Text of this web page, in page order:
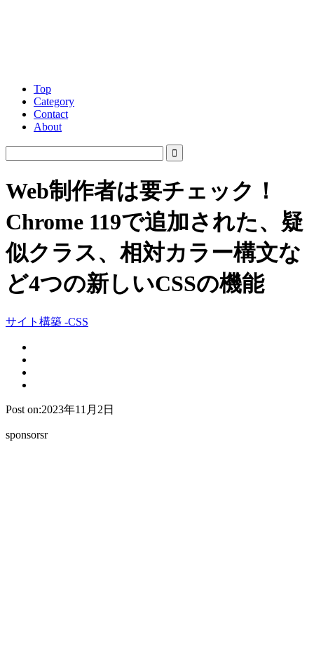
Top
Category
Contact
About
Web制作者は要チェック！
Chrome 119で追加された、疑
似クラス、相対カラー構文な
ど4つの新しいCSSの機能
サイト構築 -CSS
Post on:2023年11月2日
sponsorsr